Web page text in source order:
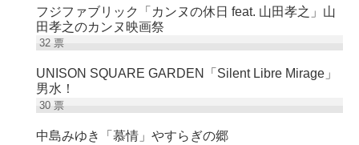
フジファブリック「カンヌの休日 feat. 山田孝之」山
田孝之のカンヌ映画祭
32票
UNISON SQUARE GARDEN「Silent Libre Mirage」
男水！
30票
中島みゆき「慕情」やすらぎの郷